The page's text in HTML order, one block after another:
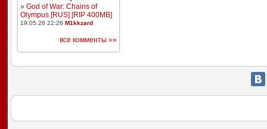
» God of War: Chains of
Olympus [RUS] [RIP 400MB]
19.05.26 22:26 M1kkzard
все комменты »»